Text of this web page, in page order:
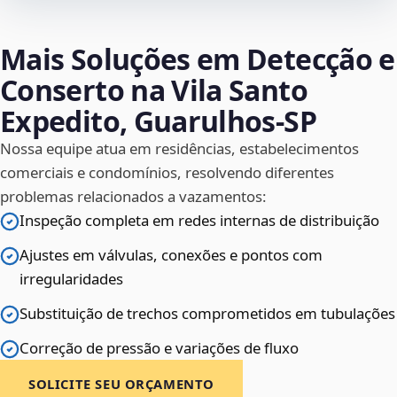
Mais Soluções em Detecção e
Conserto na Vila Santo
Expedito, Guarulhos‑SP
Nossa equipe atua em residências, estabelecimentos
comerciais e condomínios, resolvendo diferentes
problemas relacionados a vazamentos:
Inspeção completa em redes internas de distribuição
Ajustes em válvulas, conexões e pontos com
irregularidades
Substituição de trechos comprometidos em tubulações
Correção de pressão e variações de fluxo
SOLICITE SEU ORÇAMENTO